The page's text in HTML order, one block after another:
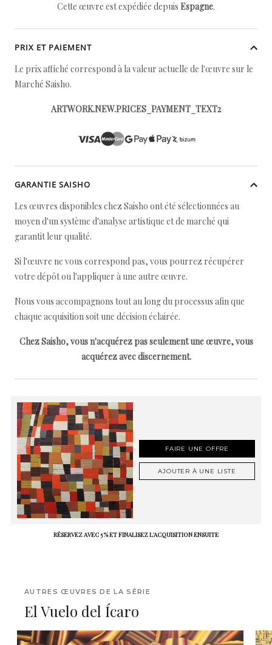
Cette œuvre est expédiée depuis Espagne.
PRIX ET PAIEMENT
Le prix affiché correspond à la valeur actuelle de l'œuvre sur le
Marché Saisho.
ARTWORK.NEW.PRICES_PAYMENT_TEXT2
GARANTIE SAISHO
Les œuvres disponibles chez Saisho ont été sélectionnées au
moyen d'un système d'analyse artistique et de marché qui
garantit leur qualité.
Si l'œuvre ne vous correspond pas, vous pourrez récupérer
votre dépôt ou l'appliquer à une autre œuvre.
Nous vous accompagnons tout au long du processus afin que
chaque acquisition soit une décision éclairée.
Chez Saisho, vous n'acquérez pas seulement une œuvre, vous
acquérez avec discernement.
FAIRE UNE OFFRE
AJOUTER À UNE LISTE
RÉSERVEZ AVEC 5 % ET FINALISEZ L'ACQUISITION ENSUITE
AUTRES ŒUVRES DE LA SÉRIE
El Vuelo del Ícaro